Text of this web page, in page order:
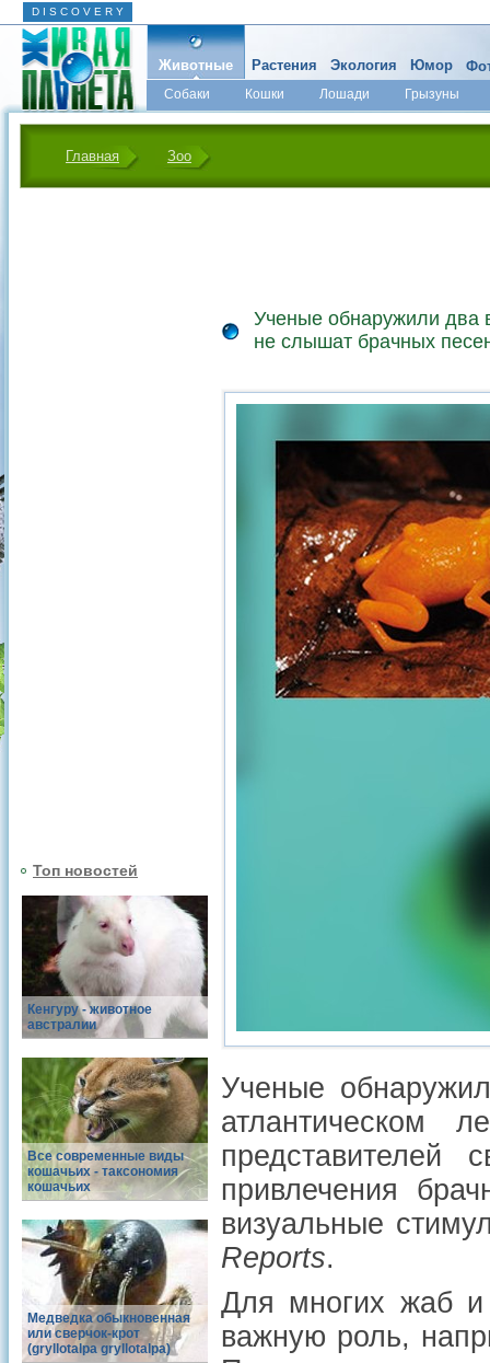
D I S C O V E R Y
Животные
Собаки Кошки Лошади
Грызуны
Микромир
Растения Экология Юмор
Главная Зоо
Топ новостей
Кенгуру - животное
австралии
Все современные виды
кошачьих - таксономия
кошачьих
Медведка обыкновенная
или сверчок-крот
(gryllotalpa gryllotalpa)
Ученые обнаружили два
не слышат брачных
Ученые
атлантическом
привлечения
визуальные
Reports.
Для многих жаб и
важную роль,